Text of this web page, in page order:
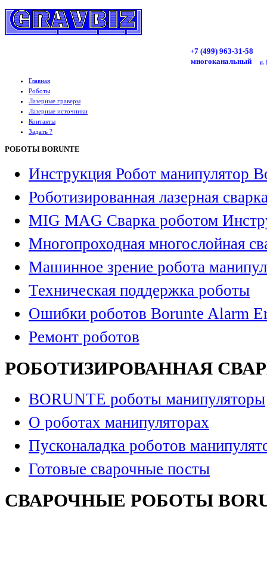
+7 (499) 963-31-58
многоканальный
г.
Главная
Роботы
Лазерные граверы
Лазерные источники
Контакты
Задать ?
РОБОТЫ BORUNTE
Инструкция Робот манипулятор
Роботизированная лазерная
MIG MAG Сварка роботом
Многопроходная многослойная
Машинное зрение робота
Техническая поддержка роботы
Ошибки роботов Borunte Alarm
Ремонт роботов
РОБОТИЗИРОВАННАЯ
BORUNTE роботы манипуляторы
О роботах манипуляторах
Пусконаладка роботов
Готовые сварочные посты
СВАРОЧНЫЕ РОБОТЫ